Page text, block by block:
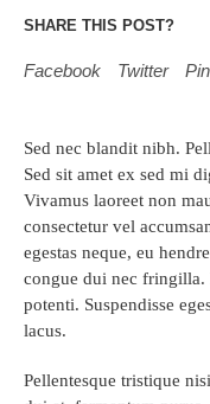
SHARE THIS POST?
Facebook Twitter
Sed nec blandit nibh.
Sed sit amet ex sed mi
Vivamus laoreet non
consectetur vel
egestas neque, eu
congue dui nec fringilla.
potenti. Suspendisse
lacus.
Pellentesque tristique